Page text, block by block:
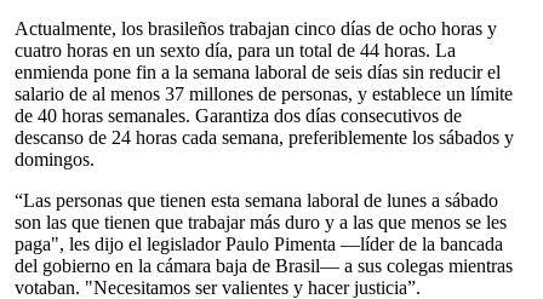
Actualmente, los brasileños trabajan cinco días de ocho horas y
cuatro horas en un sexto día, para un total de 44 horas. La
enmienda pone fin a la semana laboral de seis días sin reducir el
salario de al menos 37 millones de personas, y establece un límite
de 40 horas semanales. Garantiza dos días consecutivos de
descanso de 24 horas cada semana, preferiblemente los sábados y
domingos.
“Las personas que tienen esta semana laboral de lunes a sábado
son las que tienen que trabajar más duro y a las que menos se les
paga", les dijo el legislador Paulo Pimenta —líder de la bancada
del gobierno en la cámara baja de Brasil— a sus colegas mientras
votaban. "Necesitamos ser valientes y hacer justicia”.